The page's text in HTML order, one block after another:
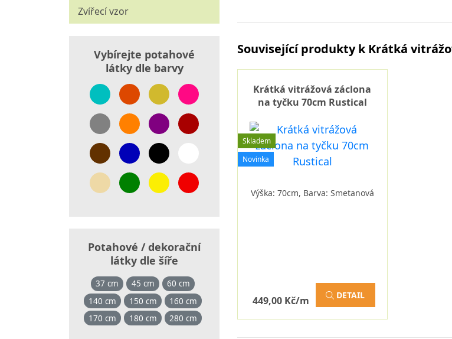
Zvířecí vzor
Vybírejte potahové
látky dle barvy
Potahové / dekorační
látky dle šíře
37 cm 45 cm
60 cm
140 cm
150 cm
160 cm
170 cm
180 cm 280 cm
Související produkty k Krátká
Krátká vitrážová záclona
na tyčku 70cm Rustical
Skladem
Novinka
Výška: 70cm, Barva: Smetanová
449,00 Kč/m DETAIL